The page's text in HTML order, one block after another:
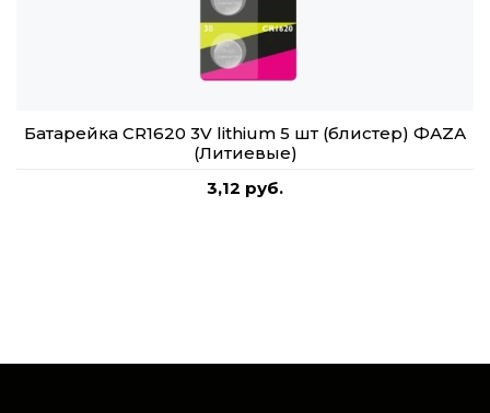
Батарейка CR1620 3V lithium 5 шт (блистер) ФАZА
(Литиевые)
3,12 руб.